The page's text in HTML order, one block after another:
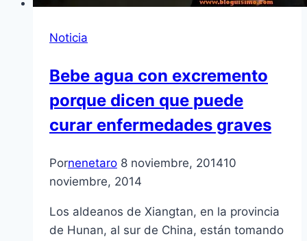
Noticia
Bebe agua con excremento
porque dicen que puede
curar enfermedades graves
Pornenetaro 8 noviembre, 201410
noviembre, 2014
Los aldeanos de Xiangtan, en la provincia
de Hunan, al sur de China, están tomando